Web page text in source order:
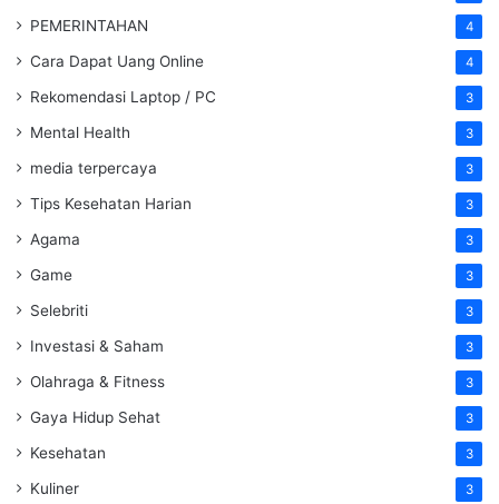
PEMERINTAHAN 4
Cara Dapat Uang Online 4
Rekomendasi Laptop / PC 3
Mental Health 3
media terpercaya 3
Tips Kesehatan Harian 3
Agama 3
Game 3
Selebriti 3
Investasi & Saham 3
Olahraga & Fitness 3
Gaya Hidup Sehat 3
Kesehatan 3
Kuliner 3